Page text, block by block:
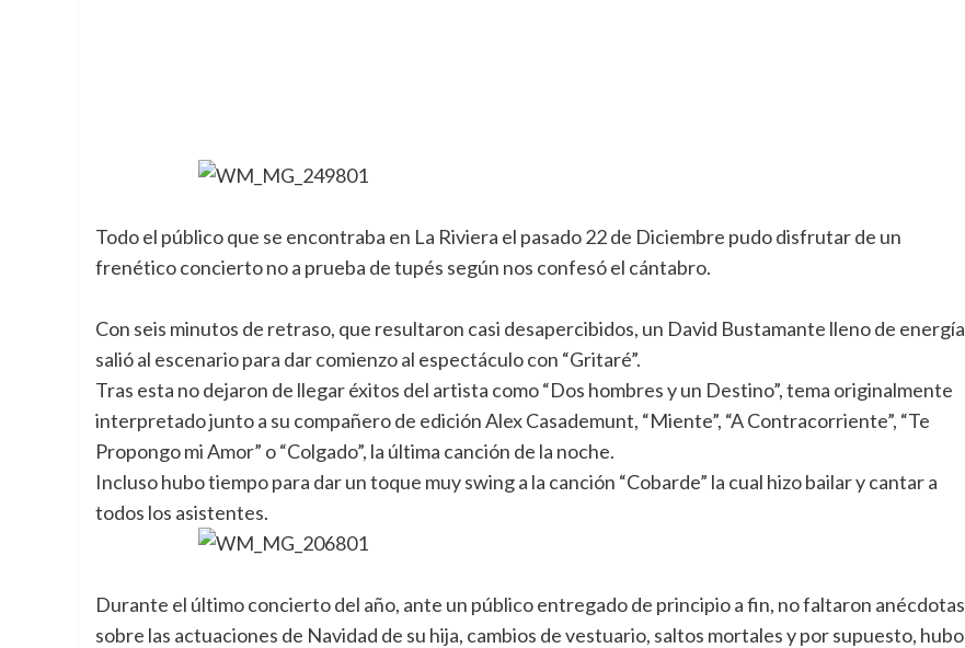
Todo el público que se encontraba en La Riviera el pasado 22 de Diciembre pudo disfrutar de un
frenético concierto no a prueba de tupés según nos confesó el cántabro.
Con seis minutos de retraso, que resultaron casi desapercibidos, un David Bustamante lleno de energía
salió al escenario para dar comienzo al espectáculo con “Gritaré”.
Tras esta no dejaron de llegar éxitos del artista como “Dos hombres y un Destino”, tema originalmente
interpretado junto a su compañero de edición Alex Casademunt, “Miente”, “A Contracorriente”, “Te
Propongo mi Amor” o “Colgado”, la última canción de la noche.
Incluso hubo tiempo para dar un toque muy swing a la canción “Cobarde” la cual hizo bailar y cantar a
todos los asistentes.
Durante el último concierto del año, ante un público entregado de principio a fin, no faltaron anécdotas
sobre las actuaciones de Navidad de su hija, cambios de vestuario, saltos mortales y por supuesto, hubo